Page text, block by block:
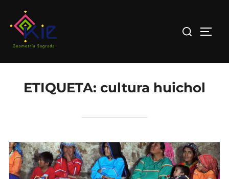
contenido
Buscar:
ETIQUETA: cultura huichol